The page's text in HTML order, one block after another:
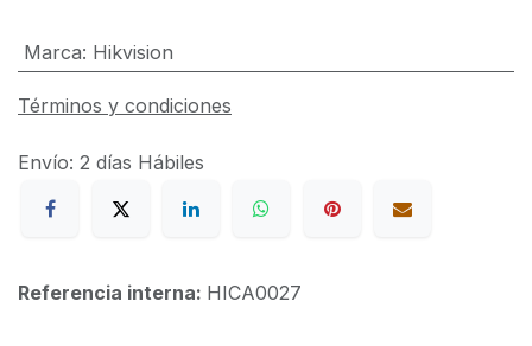
Marca: Hikvision
Términos y condiciones
Envío: 2 días Hábiles
Referencia interna: HICA0027